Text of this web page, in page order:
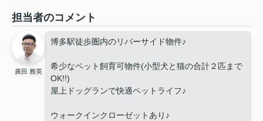
担当者のコメント
廣田 雅英
博多駅徒歩圏内のリバーサイド物件♪
希少なペット飼育可物件(小型犬と猫の合計２匹まで
OK!!)
屋上ドッグランで快適ペットライフ♪
ウォークインクローゼットあり♪